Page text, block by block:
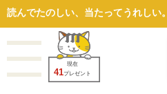
読んでたのしい、当たってうれしい。
現在
41プレゼント